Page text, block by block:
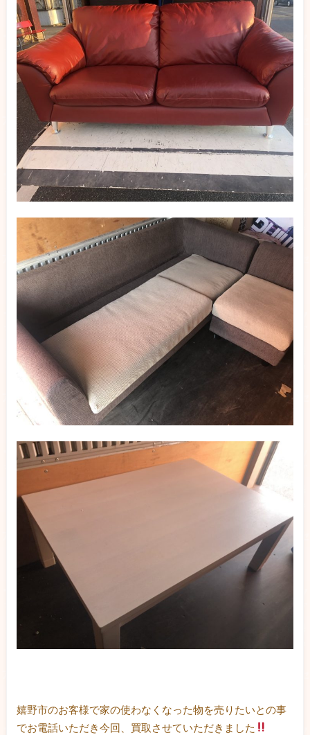
嬉野市のお客様で家の使わなくなった物を売りたいとの事
でお電話いただき今回、買取させていただきました